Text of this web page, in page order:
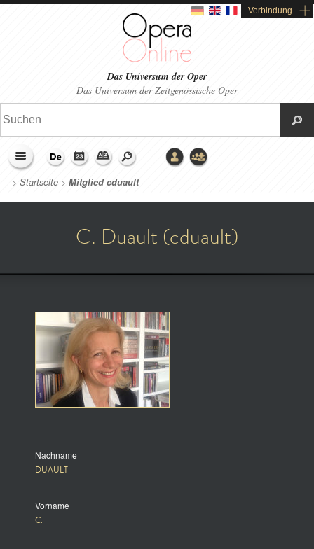
Verbindung
Das Universum der Oper
Das Universum der Zeitgenössische Oper
> Startseite > Mitglied cduault
C. Duault (cduault)
Nachname
DUAULT
Vorname
C.